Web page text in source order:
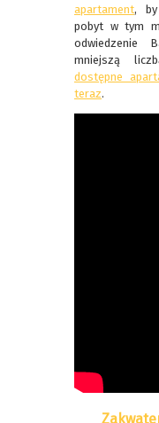
apartament, by
pobyt w tym
odwiedzenie
mniejszą
dostępne
teraz.